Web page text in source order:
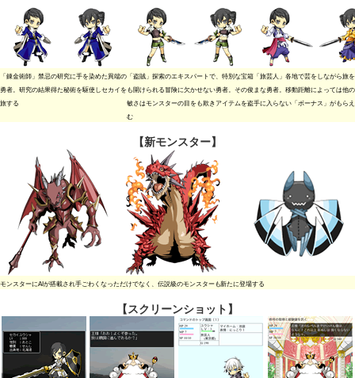
「錬金術師」禁忌の研究に手を染めた異端の
勇者。研究の結果得た秘術を駆使しセカイを
旅する
「盗賊」探索のエキスパートで、特別な宝箱
も開けられる冒険に欠かせない勇者。その俊
敏さはモンスターの目をも欺きアイテムを盗
む
「旅芸人」各地で芸をしながら旅
まな勇者。移動距離によっては他
手に入らない「ボーナス」がもら
【新モンスター】
モンスターにAIが搭載され手ごわくなっただけでなく、伝説級のモンスターも新たに登場する
【スクリーンショット】